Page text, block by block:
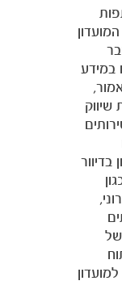
במידע
שיווק
של